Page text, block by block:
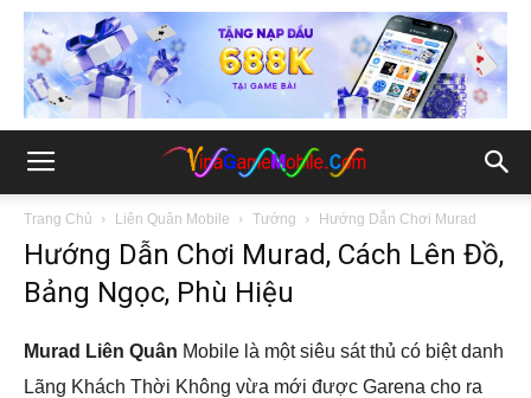
Trang Chủ Liên Quân Mobile Tướng Hướng Dẫn Chơi Murad
Hướng Dẫn Chơi Murad, Cách Lên Đồ,
Bảng Ngọc, Phù Hiệu
Murad Liên Quân Mobile là một siêu sát thủ có biệt danh
Lãng Khách Thời Không vừa mới được Garena cho ra